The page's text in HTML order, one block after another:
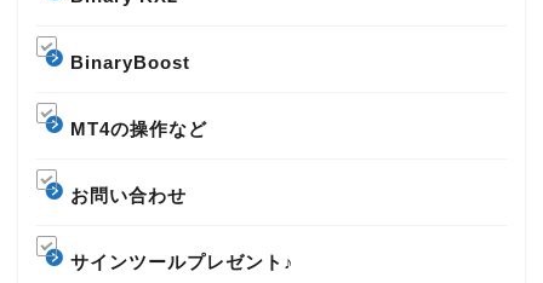
BinaryBoost
MT4の操作など
お問い合わせ
サインツールプレゼント♪